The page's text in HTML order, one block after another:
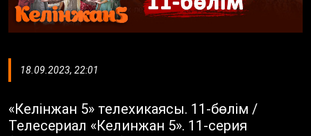
18.09.2023, 22:01
«Келінжан 5» телехикаясы. 11-бөлім /
Телесериал «Келинжан 5». 11-серия